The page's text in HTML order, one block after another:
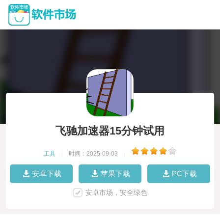
飞驰加速器15分钟试用
工具 时间：2025-09-03
安卓下载 苹果下载 PC下载
安卓市场，安全绿色